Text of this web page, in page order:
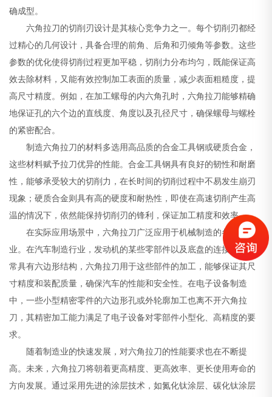
确成型。
六角拉刀的切削刃设计是其核心竞争力之一。每个切削刃都经
过精心的几何设计，具备合理的前角、后角和刃倾角等参数。这些
参数的优化使得切削过程更加平稳，切削力分布均匀，既能保证高
效去除材料，又能有效控制加工表面的质量，减少表面粗糙度，提
高尺寸精度。例如，在加工螺母的内六角孔时，六角拉刀能够精确
地保证孔的六个边的直线度、角度以及孔径尺寸，确保螺母与螺栓
的紧密配合。
制造六角拉刀的材料多选用高品质的合金工具钢或硬质合金，
这些材料赋予拉刀优异的性能。合金工具钢具有良好的韧性和耐磨
性，能够承受较大的切削力，在长时间的切削过程中不易发生崩刃
现象；硬质合金则具有高的硬度和耐热性，即使在高速切削产生高
温的情况下，依然能保持切削刃的锋利，保证加工精度和效率。
在实际应用场景中，六角拉刀广泛应用于机械制造的各个行
业。在汽车制造行业，发动机的某些零部件以及底盘的连接部件常
常具有六边形结构，六角拉刀用于这些部件的加工，能够保证其尺
寸精度和装配质量，确保汽车的性能和安全性。在电子设备制造
中，一些小型精密零件的六边形孔或外轮廓加工也离不开六角拉
刀，其精密加工能力满足了电子设备对零部件小型化、高精度的要
求。
随着制造业的快速发展，对六角拉刀的性能要求也在不断提
高。未来，六角拉刀将朝着更高精度、更高效率、更长使用寿命的
方向发展。通过采用先进的涂层技术，如氮化钛涂层、碳化钛涂层